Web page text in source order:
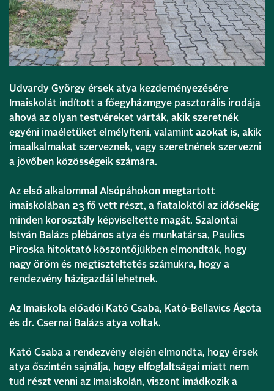
Udvardy György érsek atya kezdeményezésére
Imaiskolát indított a főegyházmgye pasztorális irodája
ahová az olyan testvéreket várták, akik szeretnék
egyéni imaéletüket elmélyíteni, valamint azokat is, akik
imaalkalmakat szerveznek, vagy szeretnének szervezni
a jövőben közösségeik számára.
Az első alkalommal Alsópáhokon megtartott
imaiskolában 23 fő vett részt, a fiataloktól az idősekig
minden korosztály képviseltette magát. Szalontai
István Balázs plébános atya és munkatársa, Paulics
Piroska hitoktató köszöntőjükben elmondták, hogy
nagy öröm és megtiszteltetés számukra, hogy a
rendezvény házigazdái lehetnek.
Az Imaiskola előadói Kató Csaba, Kató-Bellavics Ágota
és dr. Csernai Balázs atya voltak.
Kató Csaba a rendezvény elején elmondta, hogy érsek
atya őszintén sajnálja, hogy elfoglaltságai miatt nem
tud részt venni az Imaiskolán, viszont imádkozik a